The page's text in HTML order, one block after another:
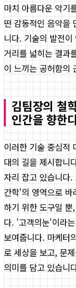
마치 아름다운 악기
떤 감동적인 음악을
니다. 기술의 발전
거리를 넓히는 결과
이 느끼는 공허함의
김팀장의 철
인간을 향한
이러한 기술 중심적
대의 길을 제시합니
자리 잡고 있습니다
간학'의 영역으로 바
하기 위한 도구일
다. '고객의눈'이라
보여줍니다. 마케터
로 세상을 보고, 문
의미를 담고 있습니